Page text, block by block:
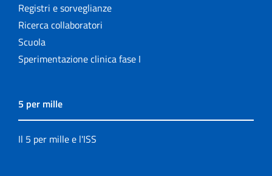
Registri e sorveglianze
Ricerca collaboratori
Scuola
Sperimentazione clinica fase I
5 per mille
Il 5 per mille e l'ISS